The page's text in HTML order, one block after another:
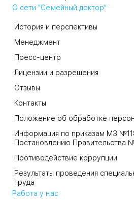
О сети "Семейный доктор"
История и перспективы
Менеджмент
Пресс-центр
Лицензии и разрешения
Отзывы
Контакты
Положение об обработке
Информация по приказам МЗ
Постановлению Правительства
Противодействие коррупции
Результаты проведения
труда
Работа у нас